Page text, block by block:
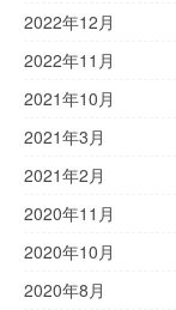
2022年12月
2022年11月
2021年10月
2021年3月
2021年2月
2020年11月
2020年10月
2020年8月